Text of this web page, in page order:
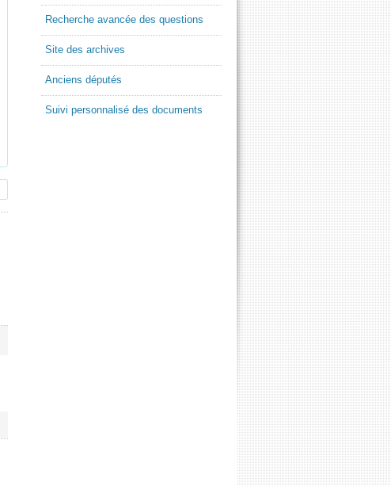
Recherche avancée des questions
Site des archives
Anciens députés
Suivi personnalisé des documents